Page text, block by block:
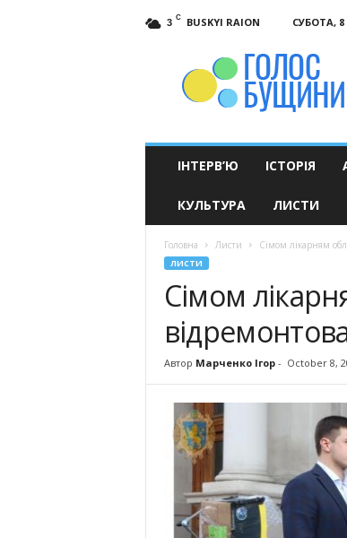
3 C BUSKYI RAION СУБОТА, 8
ІНТЕРВ’Ю ІСТОРІЯ
КУЛЬТУРА ЛИСТИ
Головна Листи Сімом лікарням
ЛИСТИ
Сімом
Автор Марченко Ігор- October 8,